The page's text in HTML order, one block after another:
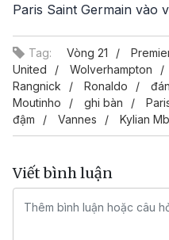
Paris Saint Germain vào
Tag: Vòng 21
United
Wolverhampton
Rangnick
Ronaldo
Moutinho
ghi bàn
đậm
Vannes Kylian
Viết bình luận